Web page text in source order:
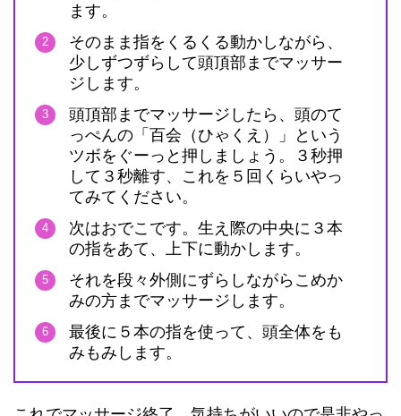
ます。
そのまま指をくるくる動かしながら、
少しずつずらして頭頂部までマッサー
ジします。
頭頂部までマッサージしたら、頭のて
っぺんの「百会（ひゃくえ）」という
ツボをぐーっと押しましょう。３秒押
して３秒離す、これを５回くらいやっ
てみてください。
次はおでこです。生え際の中央に３本
の指をあて、上下に動かします。
それを段々外側にずらしながらこめか
みの方までマッサージします。
最後に５本の指を使って、頭全体をも
みもみします。